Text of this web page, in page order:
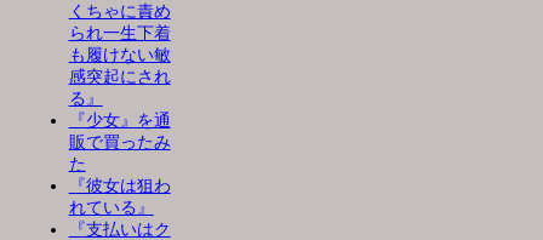
くちゃに責め
られ一生下着
も履けない敏
感突起にされ
る』
『少女』を通
販で買ったみ
た
『彼女は狙わ
れている』
『支払いはク